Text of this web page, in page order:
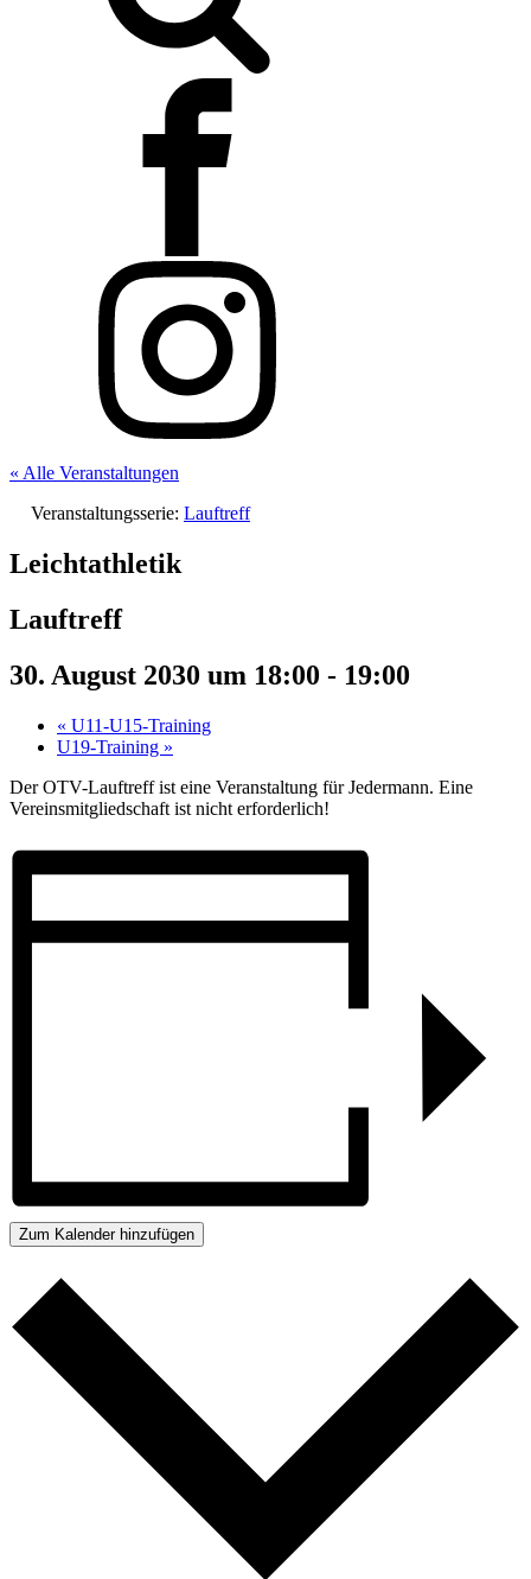
« Alle Veranstaltungen
Veranstaltungsserie: Lauftreff
Leichtathletik
Lauftreff
30. August 2030 um 18:00 - 19:00
« U11-U15-Training
U19-Training »
Der OTV-Lauftreff ist eine Veranstaltung für Jedermann. Eine
Vereinsmitgliedschaft ist nicht erforderlich!
Zum Kalender hinzufügen